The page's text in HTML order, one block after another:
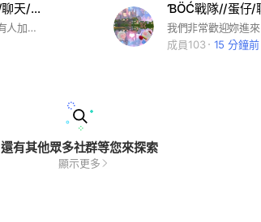
爬出驚魂夜🕸️（蛋仔派對/組隊/聊天/抽獎進行中/不是戰隊！）
社群建立日期：2026/2月初（開始有人加入） 🔥300人抽海瑟皮膚、蛋幣 沒人陪你組隊嘛？遇到偽人隊友沒人吐槽嘛？有不了解的事情沒地方問嘛？ 快點加入👇^_^ 來聽聽群裡的優缺點吧 優點：規則少、氣氛好~裡面的人都很熱情 缺點：缺點你~🥺 還是有點小要求的 🚫語氣衝、說話帶刺、罵髒話（做文明的蛋仔） 🚫霸凌、吵架（請理性溝通） •@總管必回，也會持續更新驚魂夜最新消息 •成員都很自來熟（？ •總管喜歡每一位活躍的孩子！ 福利⭐🎁 •每多15人抽人送蛋幣 •積分💫可以換蛋幣、會員、禮包 •生日可領10蛋幣 •不定時團建（開房間一起玩） 歡迎所有喜歡逃出驚魂夜的蛋仔 快進來和我組隊/聊天/交流🙌 希望你能在這裡找到你的好搭子🥰 #逃出驚魂夜#蛋仔派對#熱門社群#遊戲#抽獎#驚魂夜#蛋仔#蛋仔派对#惊魂夜#抽獎
成員103
15 分鐘前
還有其他眾多社群等您來探索
顯示更多